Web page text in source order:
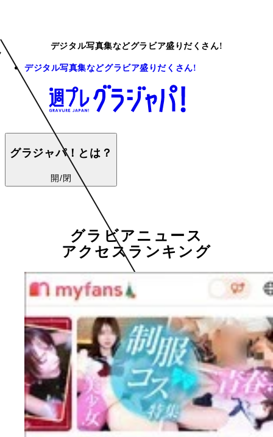
デジタル写真集などグラビア盛りだくさん!
デジタル写真集などグラビア盛りだくさん!
グラジャパ！とは？
開/閉
グラビアニュース
アクセスランキング